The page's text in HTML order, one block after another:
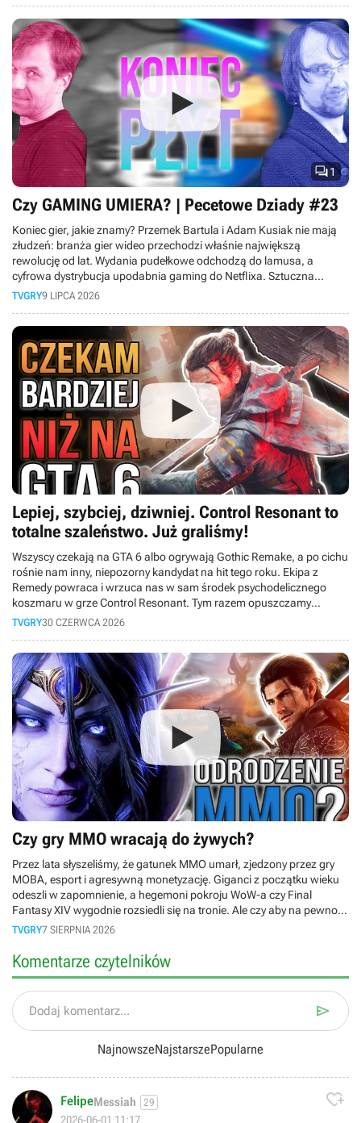
1
Czy GAMING UMIERA? | Pecetowe Dziady #23
Koniec gier, jakie znamy? Przemek Bartula i Adam Kusiak nie mają
złudzeń: branża gier wideo przechodzi właśnie największą
rewolucję od lat. Wydania pudełkowe odchodzą do lamusa, a
cyfrowa dystrybucja upodabnia gaming do Netflixa. Sztuczna
inteligencja wkracza do produkcji gier, ceny sprzętu rosną tak
młodsze pokolenie woli oglądać gameplaye na YouTube, niż grać
samemu. Czy w obliczu masowych zwolnień rynek gier czeka
kryzys? Sprawdź, co czeka graczy.
TVGRY9 LIPCA 2026
Lepiej, szybciej, dziwniej. Control Resonant to
totalne szaleństwo. Już graliśmy!
Wszyscy czekają na GTA 6 albo ogrywają Gothic Remake, a po cichu
rośnie nam inny, niepozorny kandydat na hit tego roku. Ekipa z
Remedy powraca i wrzuca nas w sam środek psychodelicznego
koszmaru w grze Control Resonant. Tym razem opuszczamy
Najstarsze Domostwo i wychodzimy na ulice wykrzywionego
dzisiejszym materiale opowiemy Wam o naszych wrażeniach z
przedpremierowego dema. Czy Finowie znowu dowieźli?
TVGRY30 CZERWCA 2026
Czy gry MMO wracają do żywych?
Przez lata słyszeliśmy, że gatunek MMO umarł, zjedzony przez gry
MOBA, esport i agresywną monetyzację. Giganci z początku wieku
odeszli w zapomnienie, a hegemoni pokroju WoW-a czy Final
Fantasy XIV wygodnie rozsiedli się na tronie. Ale czy aby na pewno
nie czeka nas żadna rewolucja? W dzisiejszym materiale
Od gigantycznych ogłoszeń na Summer Game Fest 2026, przez
zapowiedzi wielkich dodatków i przebudowy starych systemów, aż
dzisiejszych czasach gracze mają jeszcze czas na grind i czy w
ogóle potrzebujemy kolejnego WoW-a?
TVGRY7 SIERPNIA 2026
Komentarze czytelników
Dodaj komentarz... 
NajnowszeNajstarszePopularne
FelipeMessiah 29
2026-06-01 11:17
